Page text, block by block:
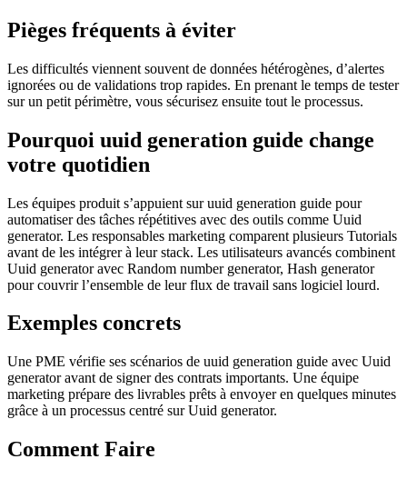
Pièges fréquents à éviter
Les difficultés viennent souvent de données hétérogènes, d’alertes
ignorées ou de validations trop rapides. En prenant le temps de tester
sur un petit périmètre, vous sécurisez ensuite tout le processus.
Pourquoi uuid generation guide change
votre quotidien
Les équipes produit s’appuient sur uuid generation guide pour
automatiser des tâches répétitives avec des outils comme Uuid
generator. Les responsables marketing comparent plusieurs Tutorials
avant de les intégrer à leur stack. Les utilisateurs avancés combinent
Uuid generator avec Random number generator, Hash generator
pour couvrir l’ensemble de leur flux de travail sans logiciel lourd.
Exemples concrets
Une PME vérifie ses scénarios de uuid generation guide avec Uuid
generator avant de signer des contrats importants. Une équipe
marketing prépare des livrables prêts à envoyer en quelques minutes
grâce à un processus centré sur Uuid generator.
Comment Faire